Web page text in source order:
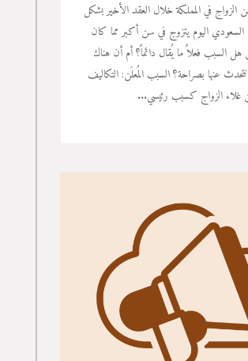
في المملكة خلال العقد الأخير بشكل
اليوم يتزوج في سن أكبر مما كان
السبب فعلاً ما يُقال دائماً؟ أم أن هناك
عنها بصراحة؟ السبب المُعلَن: التكاليف
غلاء الزواج كسبب رئيسي...